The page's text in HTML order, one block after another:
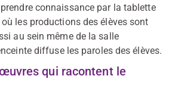
connaissance par la tablette
les productions des élèves sont
au sein même de la salle
diffuse les paroles des élèves.
qui racontent le